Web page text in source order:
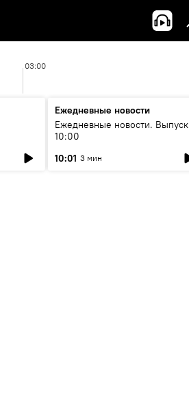
03:00
Ежедневные новости
Ежедневные новости. Выпуск
10:00
10:01 3 мин